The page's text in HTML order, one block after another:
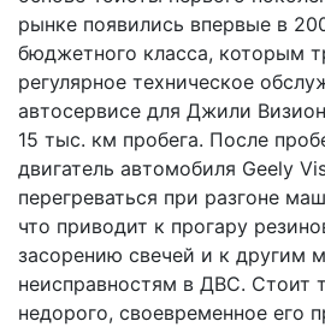
рынке появились впервые в
бюджетного класса, которым
регулярное техническое
автосервисе для Джили
15 тыс. км пробега. После
двигатель автомобиля Geely
перегреваться при разгоне
что приводит к прогару
засорению свечей и к другим
неисправностям в ДВС. Стоит
недорого, своевременное его